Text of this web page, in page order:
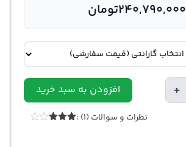
240,790,000تومان
+ افزودن به سبد خرید
نظرات و سوالات (1) :